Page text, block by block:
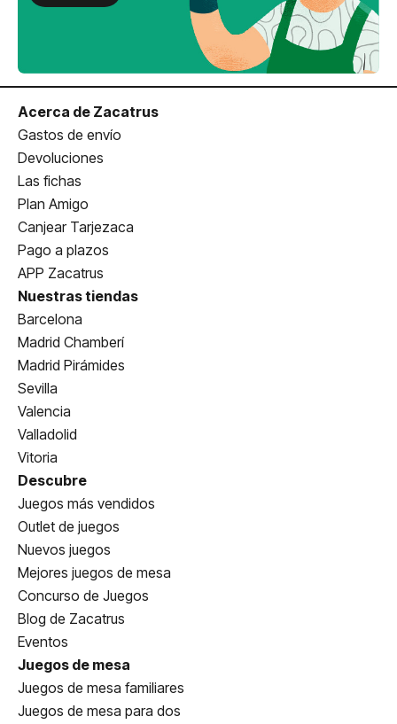
Acerca de Zacatrus
Gastos de envío
Devoluciones
Las fichas
Plan Amigo
Canjear Tarjezaca
Pago a plazos
APP Zacatrus
Nuestras tiendas
Barcelona
Madrid Chamberí
Madrid Pirámides
Sevilla
Valencia
Valladolid
Vitoria
Descubre
Juegos más vendidos
Outlet de juegos
Nuevos juegos
Mejores juegos de mesa
Concurso de Juegos
Blog de Zacatrus
Eventos
Juegos de mesa
Juegos de mesa familiares
Juegos de mesa para dos